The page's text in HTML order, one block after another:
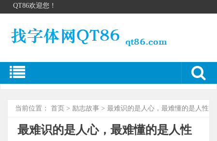
QT86欢迎您！
当前位置： 首页 > 励志故事 > 最难识的是人心，最难懂的是人性
最难识的是人心，最难懂的是人性